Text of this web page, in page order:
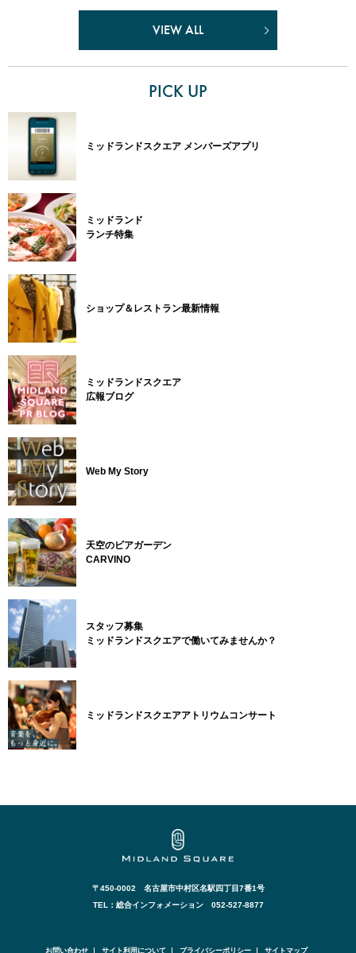
VIEW ALL
PICK UP
ミッドランドスクエア メンバーズアプリ
ミッドランド
ランチ特集
ショップ＆レストラン最新情報
ミッドランドスクエア
広報ブログ
Web My Story
天空のビアガーデン
CARVINO
スタッフ募集
ミッドランドスクエアで働いてみませんか？
ミッドランドスクエアアトリウムコンサート
〒450-0002 名古屋市中村区名駅四丁目7番1号
TEL：総合インフォメーション 052-527-8877
お問い合わせ サイト利用について プライバシーポリシー サイトマップ